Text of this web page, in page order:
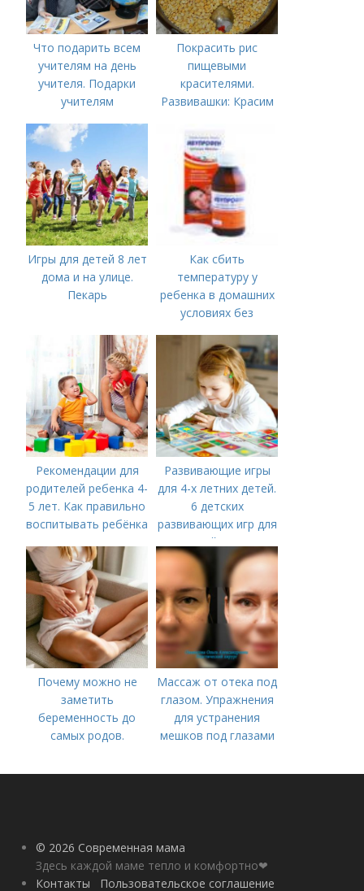
Что подарить всем
учителям на день
учителя. Подарки
учителям
день учителя
Покрасить рис
пищевыми
красителями.
Развивашки: Красим
сенсорных
коробочек.
Игры для детей 8 лет
дома и на улице.
Пекарь
Как сбить
температуру у
ребенка в домашних
условиях без
причины высокой
температуры у
ребенка?
Рекомендации для
родителей ребенка 4-
5 лет. Как правильно
воспитывать ребёнка
Развивающие игры
для 4-х летних детей.
6 детских
развивающих игр для
детей 4 лет
Почему можно не
заметить
беременность до
самых родов.
беременность: что
Массаж от отека под
глазом. Упражнения
для устранения
мешков под глазами
© 2026 Современная мама
Здесь каждой маме тепло и комфортно❤
Контакты
Пользовательское соглашение